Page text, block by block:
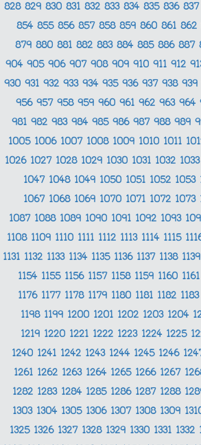
828 829 830 831 832 833 834 835 836 837
854 855 856 857 858 859 860 861 862
879 880 881 882 883 884 885 886 887
904 905 906 907 908 909 910 911 912
930 931 932 933 934 935 936 937 938 939
956 957 958 959 960 961 962 963 964
981 982 983 984 985 986 987 988 989
1005 1006 1007 1008 1009 1010 1011
1026 1027 1028 1029 1030 1031 1032 1033
1047 1048 1049 1050 1051 1052 1053
1067 1068 1069 1070 1071 1072 1073
1087 1088 1089 1090 1091 1092 1093
1108 1109 1110 1111 1112 1113 1114 1115
1131 1132 1133 1134 1135 1136 1137 1138 1139
1154 1155 1156 1157 1158 1159 1160 1161
1176 1177 1178 1179 1180 1181 1182 1183
1198 1199 1200 1201 1202 1203 1204
1219 1220 1221 1222 1223 1224 1225
1240 1241 1242 1243 1244 1245 1246
1261 1262 1263 1264 1265 1266 1267
1282 1283 1284 1285 1286 1287 1288
1303 1304 1305 1306 1307 1308 1309
1325 1326 1327 1328 1329 1330 1331 1332